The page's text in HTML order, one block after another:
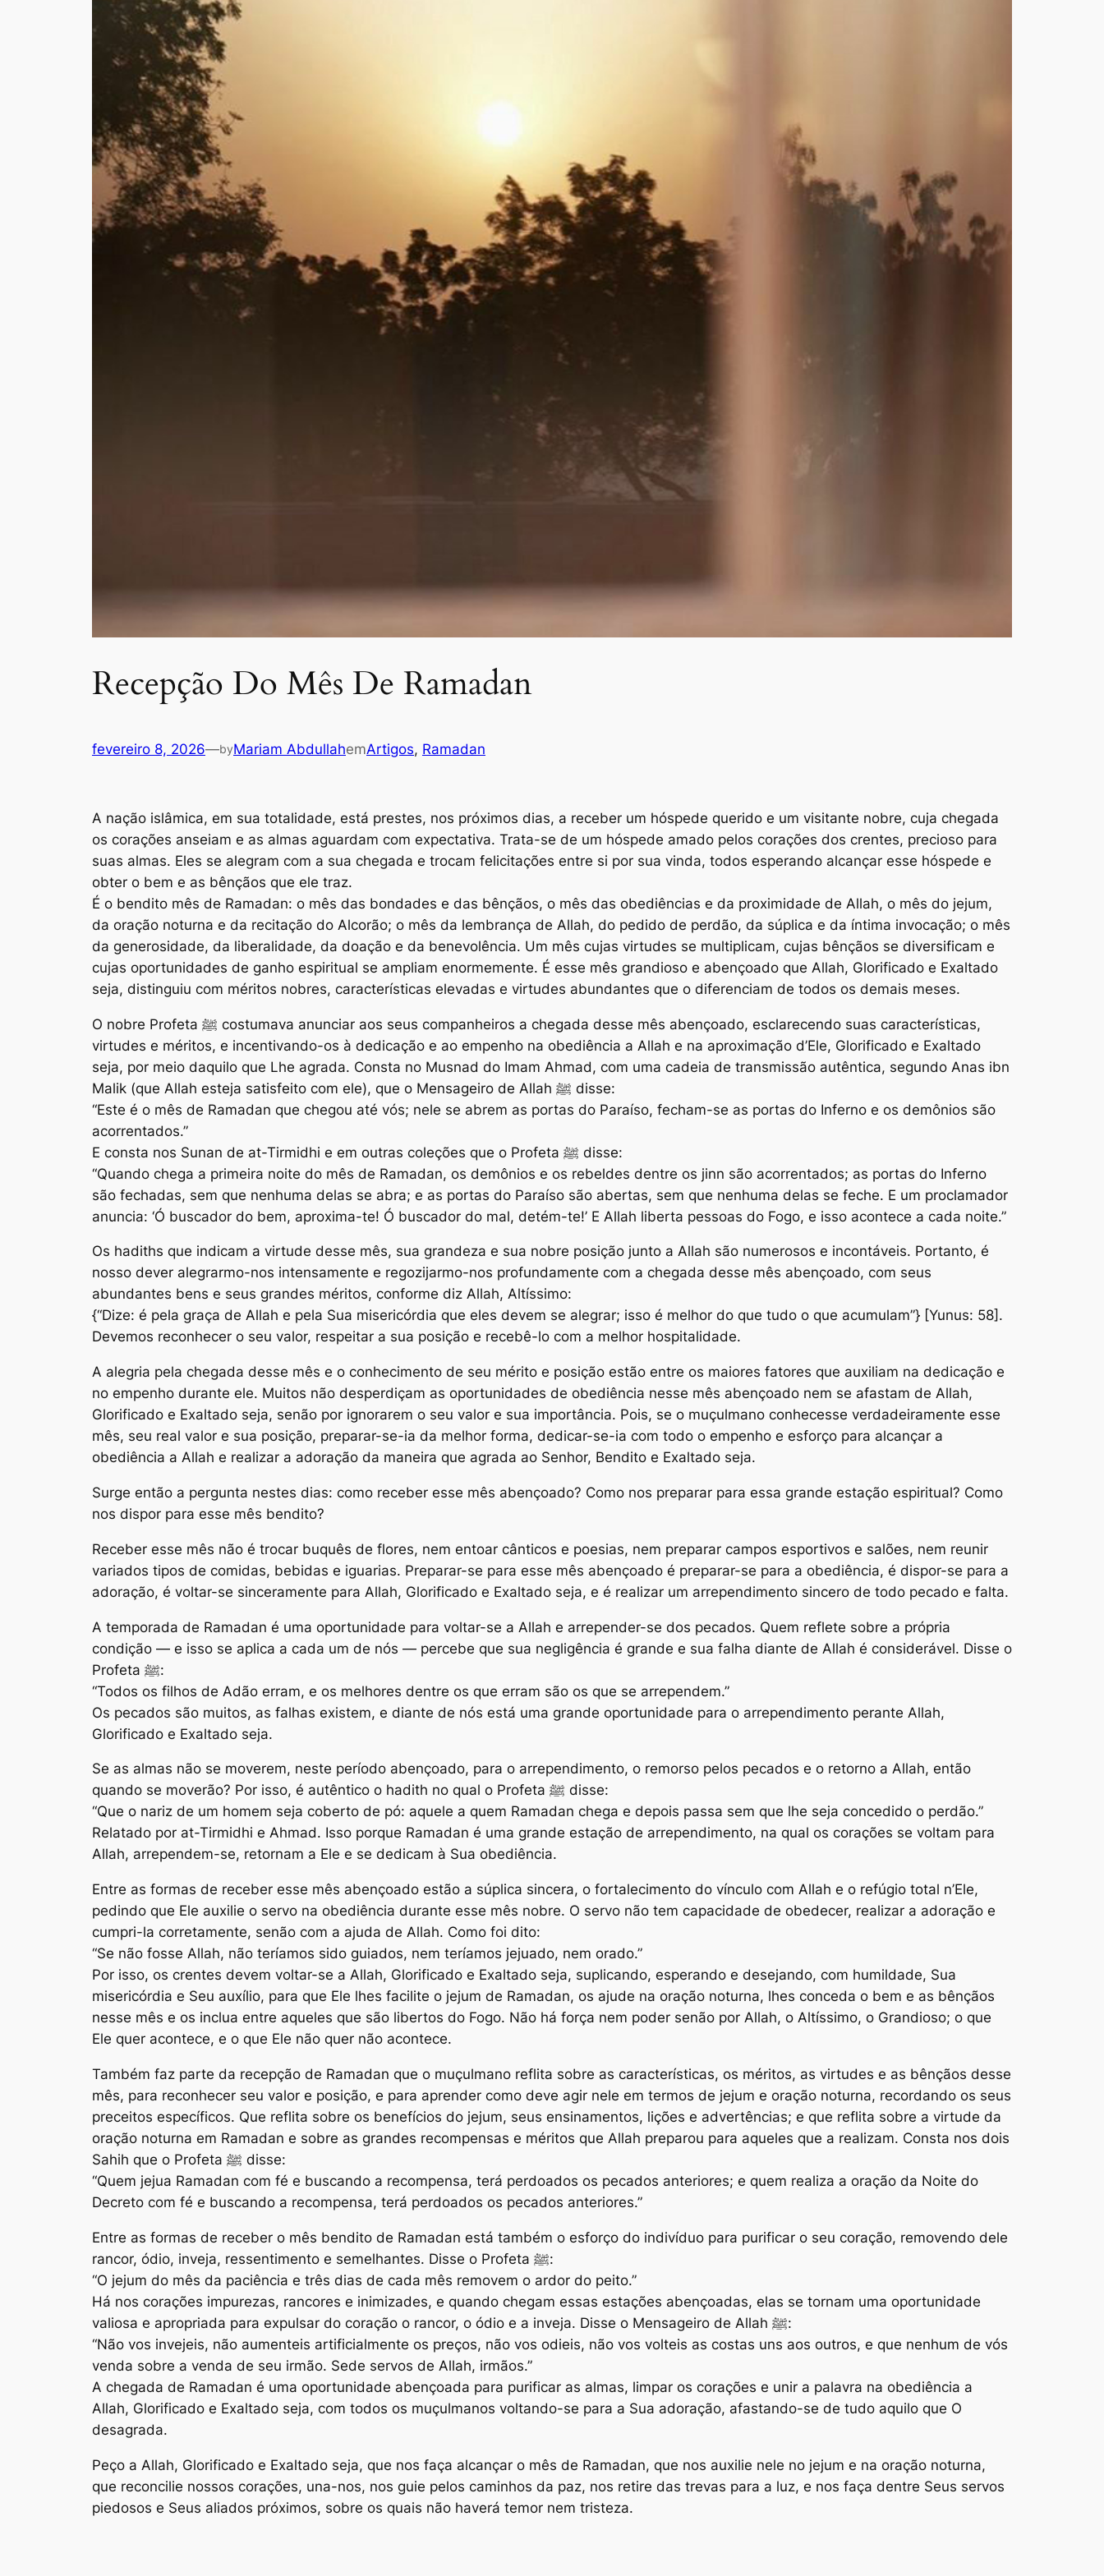
Recepção Do Mês De Ramadan
fevereiro 8, 2026—byMariam AbdullahemArtigos, Ramadan
A nação islâmica, em sua totalidade, está prestes, nos próximos dias, a receber um hóspede querido e um visitante nobre, cuja chegada
os corações anseiam e as almas aguardam com expectativa. Trata-se de um hóspede amado pelos corações dos crentes, precioso para
suas almas. Eles se alegram com a sua chegada e trocam felicitações entre si por sua vinda, todos esperando alcançar esse hóspede e
obter o bem e as bênçãos que ele traz.
É o bendito mês de Ramadan: o mês das bondades e das bênçãos, o mês das obediências e da proximidade de Allah, o mês do jejum,
da oração noturna e da recitação do Alcorão; o mês da lembrança de Allah, do pedido de perdão, da súplica e da íntima invocação; o mês
da generosidade, da liberalidade, da doação e da benevolência. Um mês cujas virtudes se multiplicam, cujas bênçãos se diversificam e
cujas oportunidades de ganho espiritual se ampliam enormemente. É esse mês grandioso e abençoado que Allah, Glorificado e Exaltado
seja, distinguiu com méritos nobres, características elevadas e virtudes abundantes que o diferenciam de todos os demais meses.
O nobre Profeta ﷺ costumava anunciar aos seus companheiros a chegada desse mês abençoado, esclarecendo suas características,
virtudes e méritos, e incentivando-os à dedicação e ao empenho na obediência a Allah e na aproximação d’Ele, Glorificado e Exaltado
seja, por meio daquilo que Lhe agrada. Consta no Musnad do Imam Ahmad, com uma cadeia de transmissão autêntica, segundo Anas ibn
Malik (que Allah esteja satisfeito com ele), que o Mensageiro de Allah ﷺ disse:
“Este é o mês de Ramadan que chegou até vós; nele se abrem as portas do Paraíso, fecham-se as portas do Inferno e os demônios são
acorrentados.”
E consta nos Sunan
de at-Tirmidhi e em outras coleções que o Profeta ﷺ disse:
“Quando chega a primeira noite do mês de Ramadan, os demônios e os rebeldes dentre os jinn são acorrentados; as portas do Inferno
são fechadas, sem que nenhuma delas se abra; e as portas do Paraíso são abertas, sem que nenhuma delas se feche. E um proclamador
anuncia: ‘Ó buscador do bem, aproxima-te! Ó buscador do mal, detém-te!’ E Allah liberta pessoas do Fogo, e isso acontece a cada noite.”
Os hadiths que indicam a virtude desse mês, sua grandeza e sua nobre posição junto a Allah são numerosos e incontáveis. Portanto, é
nosso dever alegrarmo-nos intensamente e regozijarmo-nos profundamente com a chegada desse mês abençoado, com seus
abundantes bens e seus grandes méritos, conforme diz Allah, Altíssimo:
{“Dize: é pela graça de Allah e pela Sua misericórdia que eles devem se alegrar; isso é melhor do que tudo o que acumulam”} [Yunus: 58].
Devemos reconhecer o seu valor, respeitar a sua posição e recebê-lo com a melhor hospitalidade.
A alegria pela chegada desse mês e o conhecimento de seu mérito e posição estão entre os maiores fatores que auxiliam na dedicação e
no empenho durante ele. Muitos não desperdiçam as oportunidades de obediência nesse mês abençoado nem se afastam de Allah,
Glorificado e Exaltado seja, senão por ignorarem o seu valor e sua importância. Pois, se o muçulmano conhecesse verdadeiramente esse
mês, seu real valor e sua posição, preparar-se-ia da melhor forma, dedicar-se-ia com todo o empenho e esforço para alcançar a
obediência a Allah e realizar a adoração da maneira que agrada ao Senhor, Bendito e Exaltado seja.
Surge então a pergunta nestes dias: como receber esse mês abençoado? Como nos preparar para essa grande estação espiritual? Como
nos dispor para esse mês bendito?
Receber esse mês não é trocar buquês de flores, nem entoar cânticos e poesias, nem preparar campos esportivos e salões, nem reunir
variados tipos de comidas, bebidas e iguarias. Preparar-se para esse mês abençoado é preparar-se para a obediência, é dispor-se para a
adoração, é voltar-se sinceramente para Allah, Glorificado e Exaltado seja, e é realizar um arrependimento sincero de todo pecado e falta.
A temporada de Ramadan é uma oportunidade para voltar-se a Allah e arrepender-se dos pecados. Quem reflete sobre a própria
condição — e isso se aplica a cada um de nós — percebe que sua negligência é grande e sua falha diante de Allah é considerável. Disse o
Profeta ﷺ:
“Todos os filhos de Adão erram, e os melhores dentre os que erram são os que se arrependem.”
Os pecados são muitos, as falhas existem, e diante de nós está uma grande oportunidade para o arrependimento perante Allah,
Glorificado e Exaltado seja.
Se as almas não se moverem, neste período abençoado, para o arrependimento, o remorso pelos pecados e o retorno a Allah, então
quando se moverão? Por isso, é autêntico o hadith no qual o Profeta ﷺ disse:
“Que o nariz de um homem seja coberto de pó: aquele a quem Ramadan chega e depois passa sem que lhe seja concedido o perdão.”
Relatado por at-Tirmidhi e Ahmad. Isso porque Ramadan é uma grande estação de arrependimento, na qual os corações se voltam para
Allah, arrependem-se, retornam a Ele e se dedicam à Sua obediência.
Entre as formas de receber esse mês abençoado estão a súplica sincera, o fortalecimento do vínculo com Allah e o refúgio total n’Ele,
pedindo que Ele auxilie o servo na obediência durante esse mês nobre. O servo não tem capacidade de obedecer, realizar a adoração e
cumpri-la corretamente, senão com a ajuda de Allah. Como foi dito:
“Se não fosse Allah, não teríamos sido guiados, nem teríamos jejuado, nem orado.”
Por isso, os crentes devem voltar-se a Allah, Glorificado e Exaltado seja, suplicando, esperando e desejando, com humildade, Sua
misericórdia e Seu auxílio, para que Ele lhes facilite o jejum de Ramadan, os ajude na oração noturna, lhes conceda o bem e as bênçãos
nesse mês e os inclua entre aqueles que são libertos do Fogo. Não há força nem poder senão por Allah, o Altíssimo, o Grandioso; o que
Ele quer acontece, e o que Ele não quer não acontece.
Também faz parte da recepção de Ramadan que o muçulmano reflita sobre as características, os méritos, as virtudes e as bênçãos desse
mês, para reconhecer seu valor e posição, e para aprender como deve agir nele em termos de jejum e oração noturna, recordando os seus
preceitos específicos. Que reflita sobre os benefícios do jejum, seus ensinamentos, lições e advertências; e que reflita sobre a virtude da
oração noturna em Ramadan e sobre as grandes recompensas e méritos que Allah preparou para aqueles que a realizam. Consta nos dois
Sahih
que o Profeta ﷺ disse:
“Quem jejua Ramadan com fé e buscando a recompensa, terá perdoados os pecados anteriores; e quem realiza a oração da Noite do
Decreto com fé e buscando a recompensa, terá perdoados os pecados anteriores.”
Entre as formas de receber o mês bendito de Ramadan está também o esforço do indivíduo para purificar o seu coração, removendo dele
rancor, ódio, inveja, ressentimento e semelhantes. Disse o Profeta ﷺ:
“O jejum do mês da paciência e três dias de cada mês removem o ardor do peito.”
Há nos corações impurezas, rancores e inimizades, e quando chegam essas estações abençoadas, elas se tornam uma oportunidade
valiosa e apropriada para expulsar do coração o rancor, o ódio e a inveja. Disse o Mensageiro de Allah ﷺ:
“Não vos invejeis, não aumenteis artificialmente os preços, não vos odieis, não vos volteis as costas uns aos outros, e que nenhum de vós
venda sobre a venda de seu irmão. Sede servos de Allah, irmãos.”
A chegada de Ramadan é uma oportunidade abençoada para purificar as almas, limpar os corações e unir a palavra na obediência a
Allah, Glorificado e Exaltado seja, com todos os muçulmanos voltando-se para a Sua adoração, afastando-se de tudo aquilo que O
desagrada.
Peço a Allah, Glorificado e Exaltado seja, que nos faça alcançar o mês de Ramadan, que nos auxilie nele no jejum e na oração noturna,
que reconcilie nossos corações, una-nos, nos guie pelos caminhos da paz, nos retire das trevas para a luz, e nos faça dentre Seus servos
piedosos e Seus aliados próximos, sobre os quais não haverá temor nem tristeza.